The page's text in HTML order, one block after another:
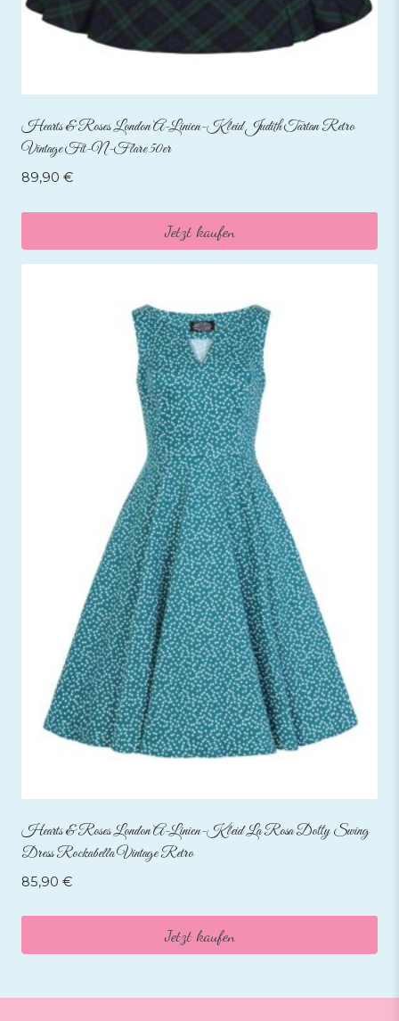
Hearts & Roses London A-Linien-Kleid Judith Tartan Retro
Vintage Fit-N-Flare 50er
89,90 €
Jetzt kaufen
Hearts & Roses London A-Linien-Kleid La Rosa Dotty Swing
Dress Rockabella Vintage Retro
85,90 €
Jetzt kaufen